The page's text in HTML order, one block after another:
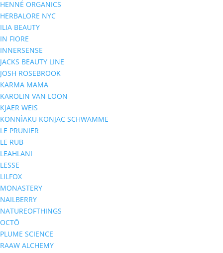
HENNÉ ORGANICS
HERBALORE NYC
ILIA BEAUTY
IN FIORE
INNERSENSE
JACKS BEAUTY LINE
JOSH ROSEBROOK
KARMA MAMA
KAROLIN VAN LOON
KJAER WEIS
KONNÌAKU KONJAC SCHWÄMME
LE PRUNIER
LE RUB
LEAHLANI
LESSE
LILFOX
MONASTERY
NAILBERRY
NATUREOFTHINGS
OCTŌ
PLUME SCIENCE
RAAW ALCHEMY